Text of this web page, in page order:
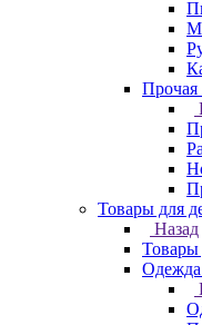
Прочая
Товары для
Назад
Товары